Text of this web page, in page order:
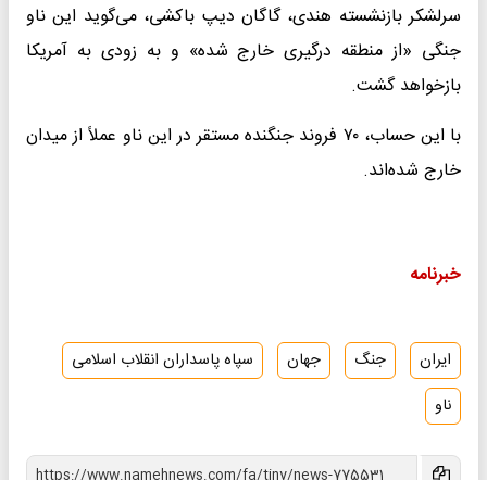
سرلشکر بازنشسته هندی، گاگان دیپ باکشی، می‌گوید این ناو
جنگی «از منطقه درگیری خارج شده» و به زودی به آمریکا
بازخواهد گشت.
با این حساب، ۷۰ فروند جنگنده مستقر در این ناو عملاً از میدان
خارج شده‌اند.
خبرنامه
ایران جنگ جهان
سپاه پاسداران انقلاب اسلامی
ناو